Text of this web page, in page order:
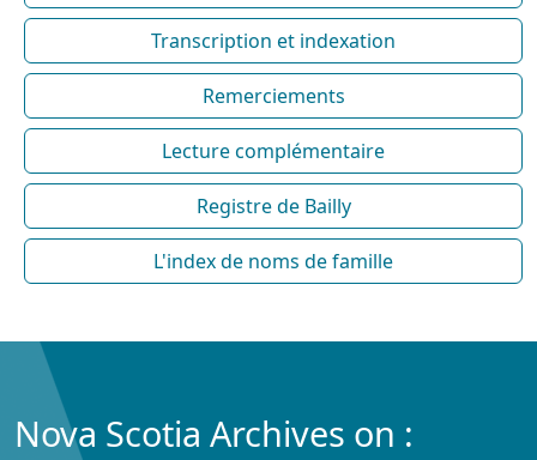
Transcription et indexation
Remerciements
Lecture complémentaire
Registre de Bailly
L'index de noms de famille
Nova Scotia Archives on :